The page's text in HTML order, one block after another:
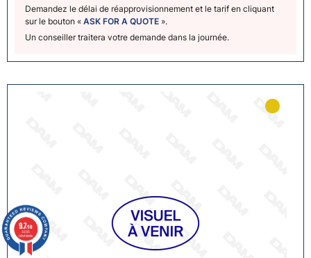
Demandez le délai de réapprovisionnement et le tarif en cliquant
sur le bouton « ASK FOR A QUOTE ».
Un conseiller traitera votre demande dans la journée.
9.7/10
3335
reviews